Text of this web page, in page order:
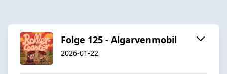
Folge 125 - Algarvenmobil
2026-01-22